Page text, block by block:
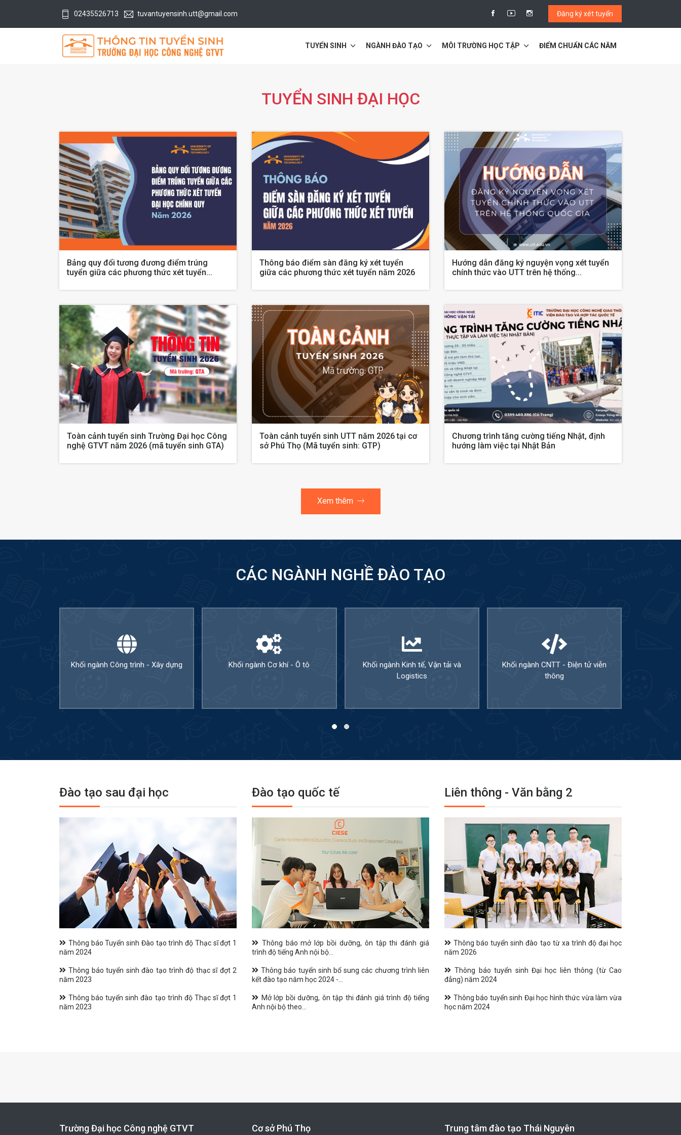
02435526713 tuvantuyensinh.utt@gmail.com Đăng ký xét tuyển
TUYỂN SINH NGÀNH ĐÀO TẠO MÔI TRƯỜNG HỌC TẬP ĐIỂM CHUẨN CÁC NĂM
TUYỂN SINH ĐẠI HỌC
Bảng quy đổi tương đương điểm trúng
tuyển giữa các phương thức xét tuyển...
Thông báo điểm sàn đăng ký xét tuyển
giữa các phương thức xét tuyển năm 2026
Hướng dẫn đăng ký nguyện vọng xét tuyển
chính thức vào UTT trên hệ thống...
Toàn cảnh tuyển sinh Trường Đại học Công
nghệ GTVT năm 2026 (mã tuyển sinh GTA)
Toàn cảnh tuyển sinh UTT năm 2026 tại cơ
sở Phú Thọ (Mã tuyển sinh: GTP)
Chương trình tăng cường tiếng Nhật, định
hướng làm việc tại Nhật Bản
Xem thêm
CÁC NGÀNH NGHỀ ĐÀO TẠO
Khối ngành Công trình - Xây dựng Khối ngành Cơ khí - Ô tô
Khối ngành Kinh tế, Vận tải và
Logistics
Khối ngành CNTT - Điện tử viễn
thông
Đào tạo sau đại học
Thông báo Tuyển sinh Đào tạo trình độ Thạc sĩ đợt 1
năm 2024
Thông báo tuyển sinh đào tạo trình độ thạc sĩ đợt 2
năm 2023
Thông báo tuyển sinh đào tạo trình độ Thạc sĩ đợt 1
năm 2023
Đào tạo quốc tế
Thông báo mở lớp bồi dưỡng, ôn tập thi đánh giá
trình độ tiếng Anh nội bộ...
Thông báo tuyển sinh bổ sung các chương trình liên
kết đào tạo năm học 2024 -...
Mở lớp bồi dưỡng, ôn tập thi đánh giá trình độ tiếng
Anh nội bộ theo...
Liên thông - Văn bằng 2
Thông báo tuyển sinh đào tạo từ xa trình độ đại học
năm 2026
Thông báo tuyển sinh Đại học liên thông (từ Cao
đẳng) năm 2024
Thông báo tuyển sinh Đại học hình thức vừa làm vừa
học năm 2024
Trường Đại học Công nghệ GTVT Cơ sở Phú Thọ Trung tâm đào tạo Thái Nguyên